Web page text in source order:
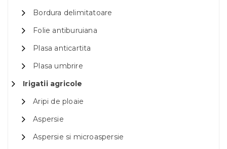
Bordura delimitatoare
Folie antiburuiana
Plasa anticartita
Plasa umbrire
Irigatii agricole
Aripi de ploaie
Aspersie
Aspersie si microaspersie